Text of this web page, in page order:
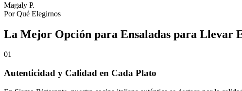
Magaly P.
Por Qué Elegirnos
La Mejor Opción para Ensaladas para Llevar
01
Autenticidad y Calidad en Cada Plato